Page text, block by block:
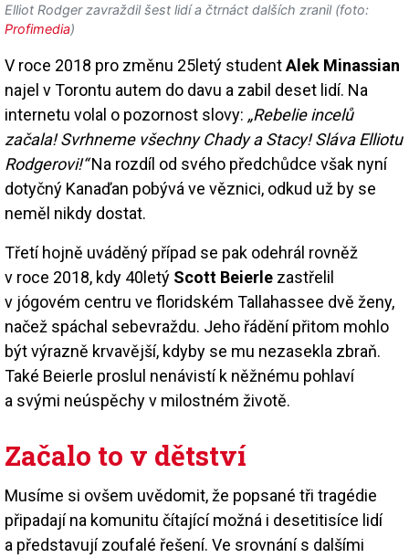
Elliot Rodger zavraždil šest lidí a čtrnáct dalších zranil (foto:
Profimedia)
V roce 2018 pro změnu 25letý studentAlek Minassian
najel v Torontu autem do davu a zabil deset lidí. Na
internetu volal o pozornost slovy: „Rebelie incelů
začala! Svrhneme všechny Chady a Stacy! Sláva Elliotu
Rodgerovi!“Na rozdíl od svého předchůdce však nyní
dotyčný Kanaďan pobývá ve věznici, odkud už by se
neměl nikdy dostat.
Třetí hojně uváděný případ se pak odehrál rovněž
v roce 2018, kdy 40letý Scott Beierle zastřelil
v jógovém centru ve floridském Tallahassee dvě ženy,
načež spáchal sebevraždu. Jeho řádění přitom mohlo
být výrazně krvavější, kdyby se mu nezasekla zbraň.
Také Beierle proslul nenávistí k něžnému pohlaví
a svými neúspěchy v milostném životě.
Začalo to v dětství
Musíme si ovšem uvědomit, že popsané tři tragédie
připadají na komunitu čítající možná i desetitisíce lidí
a představují zoufalé řešení. Ve srovnání s dalšími